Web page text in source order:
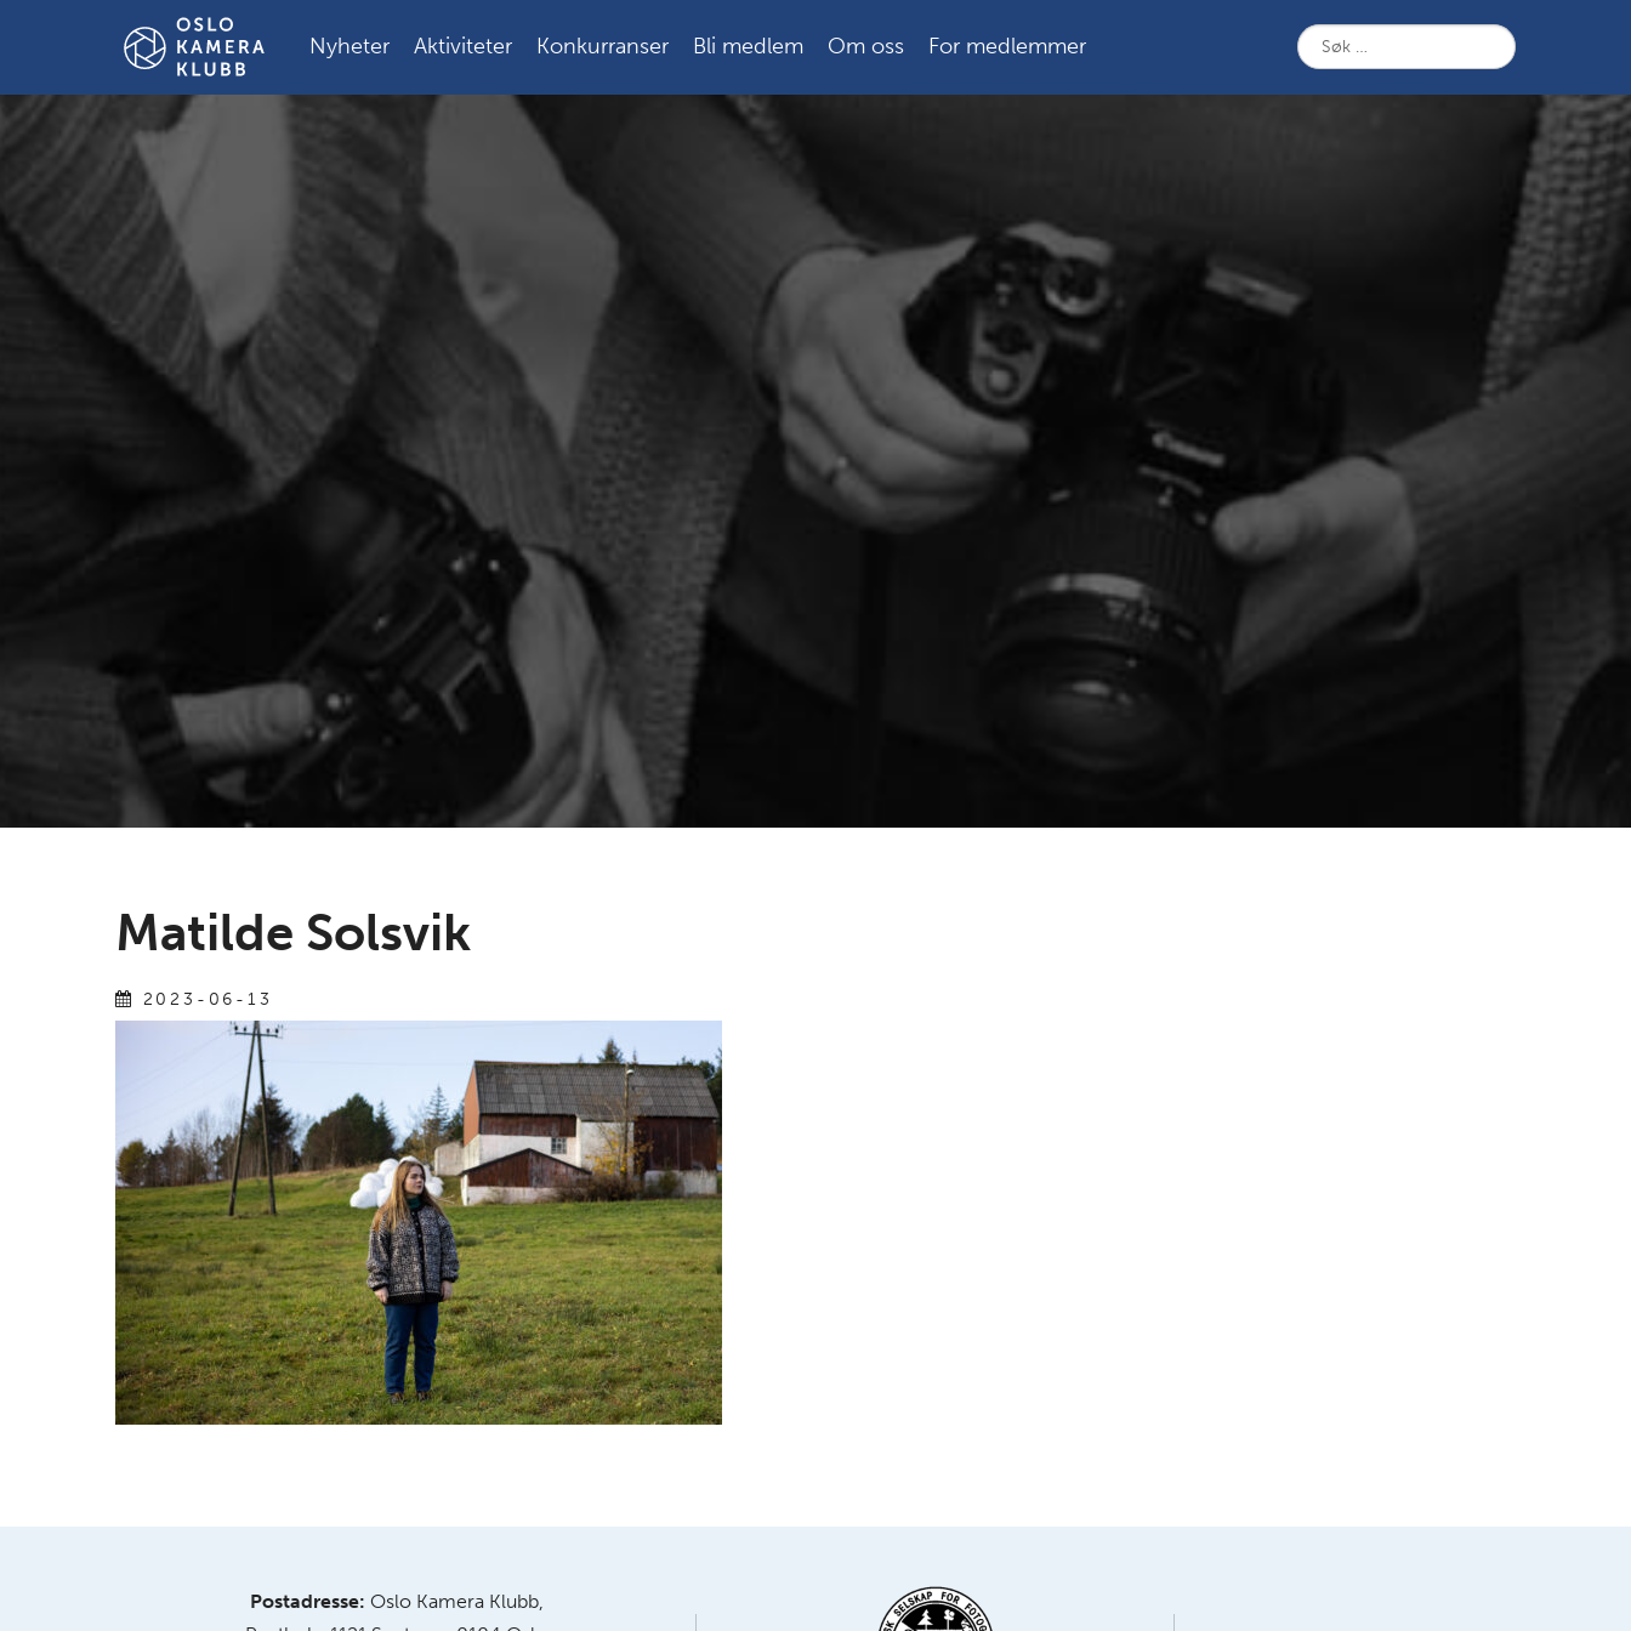
Nyheter Aktiviteter Konkurranser Bli medlem Om oss For medlemmer
Søk
etter:
Matilde Solsvik
2023-06-13
Postadresse: Oslo Kamera Klubb,